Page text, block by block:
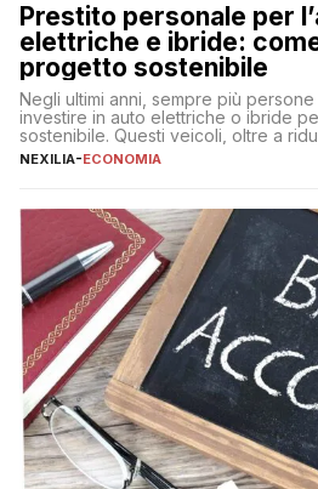
Prestito personale per
elettriche e ibride:
progetto sostenibile
Negli ultimi anni, sempre più
investire in auto elettriche o ibride
sostenibile. Questi veicoli, oltre a
offrono vantaggi economici a lungo
fare se non […]
NEXILIA-ECONOMIA